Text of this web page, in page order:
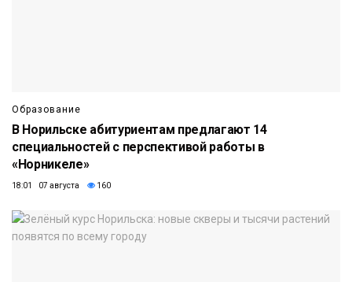
Образование
В Норильске абитуриентам предлагают 14
специальностей с перспективой работы в
«Норникеле»
18:01 07 августа 160